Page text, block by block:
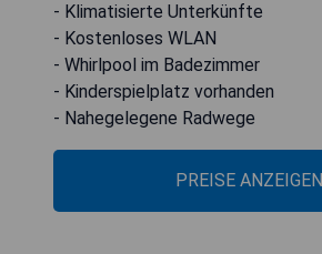
- Klimatisierte Unterkünfte
- Kostenloses WLAN
- Whirlpool im Badezimmer
- Kinderspielplatz vorhanden
- Nahegelegene Radwege
PREISE ANZEIGEN